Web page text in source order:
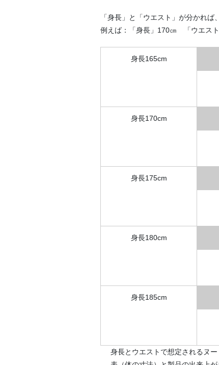
「身長」と「ウエスト」が分かれ
例えば：「身長」170㎝ 「ウエスト
身長165cm
身長170cm
身長175cm
身長180cm
身長185cm
身長とウエストで想定されるヌ